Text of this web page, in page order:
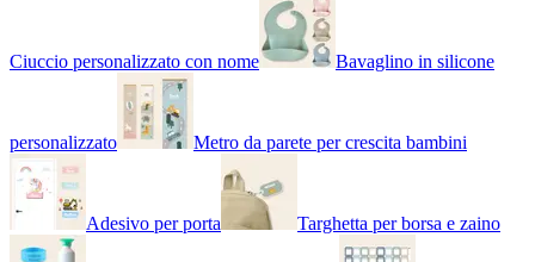
Ciuccio personalizzato con nome Bavaglino in silicone
personalizzato Metro da parete per crescita bambini
Adesivo per porta Targhetta per borsa e zaino